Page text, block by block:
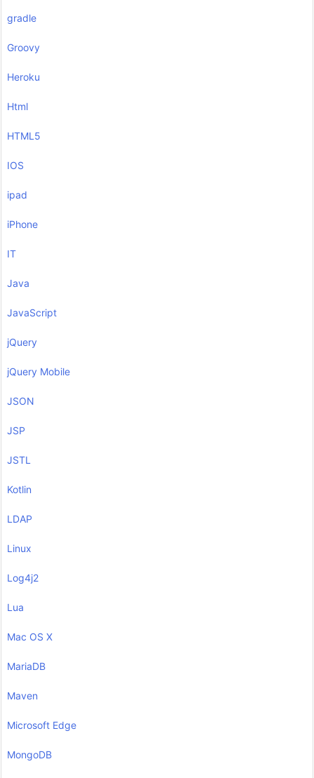
gradle
Groovy
Heroku
Html
HTML5
IOS
ipad
iPhone
IT
Java
JavaScript
jQuery
jQuery Mobile
JSON
JSP
JSTL
Kotlin
LDAP
Linux
Log4j2
Lua
Mac OS X
MariaDB
Maven
Microsoft Edge
MongoDB